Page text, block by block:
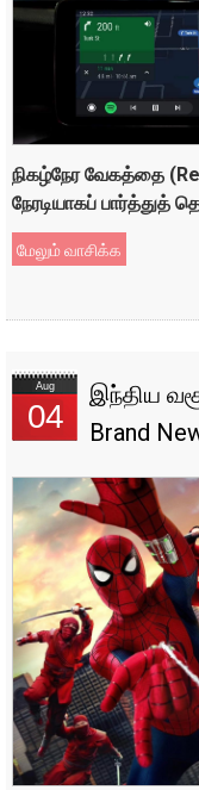
நிகழ்நேர வேகத்தை
நேரடியாகப் பார்த்துத்
மேலும் வாசிக்க
Aug
04
இந்திய
Brand